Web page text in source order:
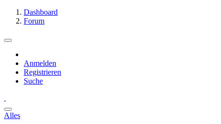
Dashboard
Forum
Anmelden
Registrieren
Suche
Alles